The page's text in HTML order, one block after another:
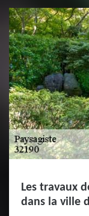
Les travaux
dans la ville